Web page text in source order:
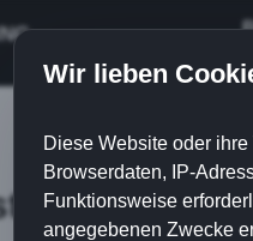
Wir lieben
Diese Website oder
Browserdaten, IP-
Funktionsweise
angegebenen Zwecke